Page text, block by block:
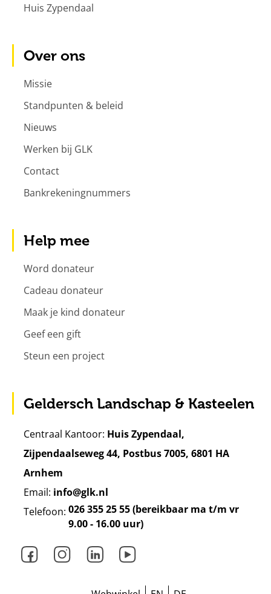
Huis Zypendaal
Over ons
Missie
Standpunten & beleid
Nieuws
Werken bij GLK
Contact
Bankrekeningnummers
Help mee
Word donateur
Cadeau donateur
Maak je kind donateur
Geef een gift
Steun een project
Geldersch Landschap & Kasteelen
Centraal Kantoor: Huis Zypendaal,
Zijpendaalseweg 44, Postbus 7005, 6801 HA
Arnhem
Email: info@glk.nl
Telefoon: 026 355 25 55 (bereikbaar ma t/m vr
9.00 - 16.00 uur)